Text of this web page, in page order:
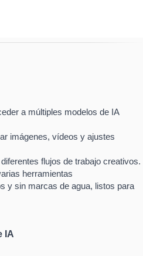
a múltiples modelos de IA
imágenes, vídeos y ajustes
flujos de trabajo creativos.
herramientas
y sin marcas de agua, listos para
IA